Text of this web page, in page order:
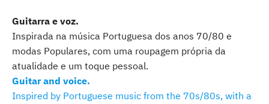
Guitarra e voz.
Inspirada na música Portuguesa dos anos 70/80 e
modas Populares, com uma roupagem própria da
atualidade e um toque pessoal.
Guitar and voice.
Inspired by Portuguese music from the 70s/80s, with a